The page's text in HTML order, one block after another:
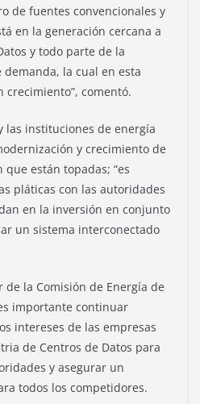
de fuentes convencionales y
en la generación cercana a
y todo parte de la
la cual en esta
comentó.
las instituciones de energía
y crecimiento de
están topadas; “es
pláticas con las autoridades
en la inversión en conjunto
un sistema interconectado
de la Comisión de Energía de
importante continuar
intereses de las empresas
de Centros de Datos para
y asegurar un
todos los competidores.